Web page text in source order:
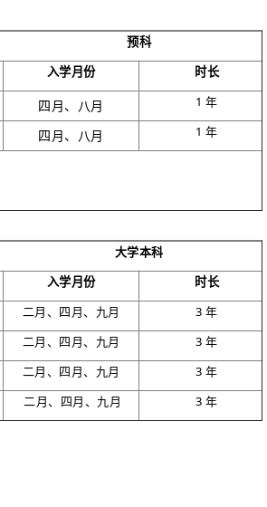
预科
入学月份
时长
四月、八月
1 年
四月、八月 1 年
大学本科
入学月份
时长
二月、四月、九月
3 年
二月、四月、九月
3 年
二月、四月、九月
3 年
二月、四月、九月
3 年